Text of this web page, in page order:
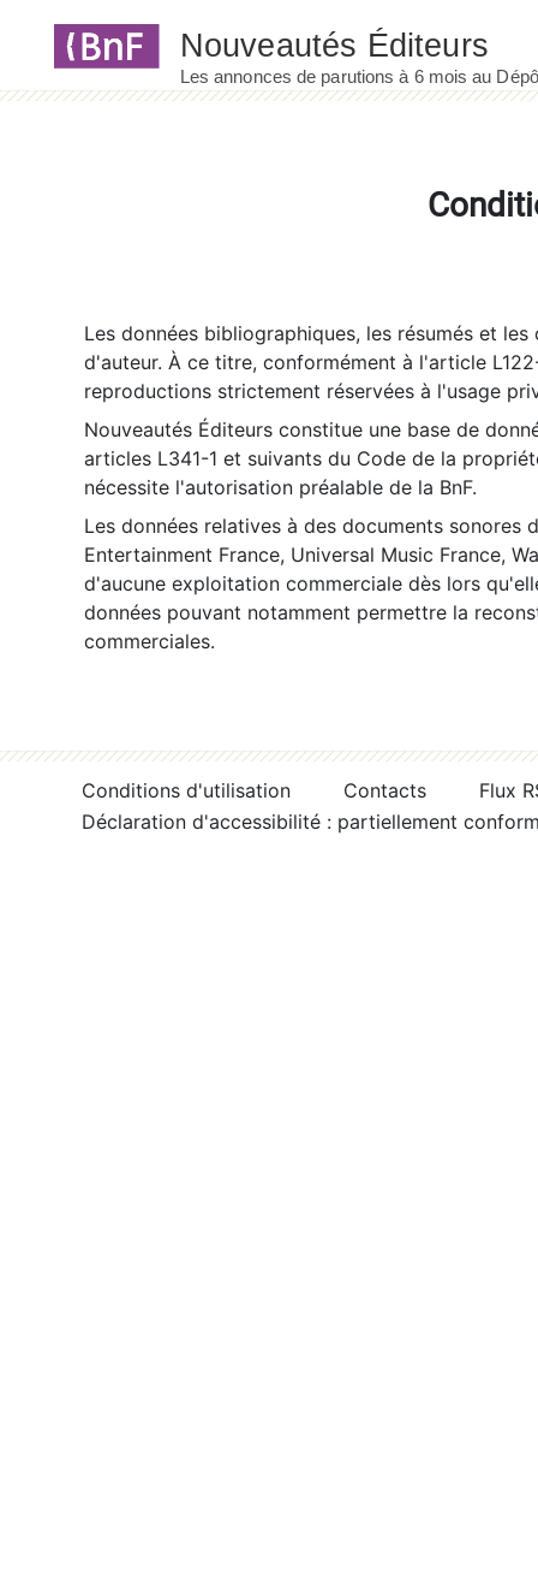
Les données bibliographiques, les résumés et
d'auteur. À ce titre, conformément à l'article
reproductions strictement réservées à l'usage
Nouveautés Éditeurs constitue une base de
articles L341-1 et suivants du Code de la
nécessite l'autorisation préalable de la BnF.
Les données relatives à des documents sonores
Entertainment France, Universal Music France,
d'aucune exploitation commerciale dès lors
données pouvant notamment permettre la
commerciales.
Conditions d'utilisation Contacts
Flux
Déclaration d'accessibilité : partiellement